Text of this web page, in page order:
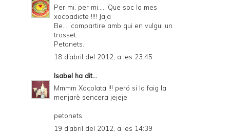
Per mi, per mi..... Que soc la mes
xocoadicte !!!! Jaja
Be..., compartire amb qui en vulgui un
trosset...
Petonets.
18 d’abril del 2012, a les 23:45
Isabel ha dit...
Mmmm Xocolata !!! peró si la faig la
menjarè sencera jejeje
petonets
19 d’abril del 2012, a les 14:39